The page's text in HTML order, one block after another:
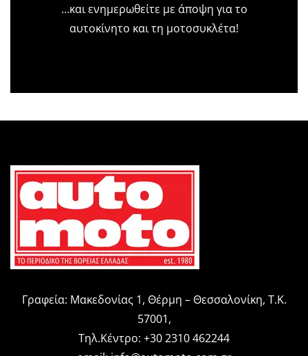
…και ενημερωθείτε με άποψη για το
αυτοκίνητο και τη μοτοσυκλέτα!
Γραφεία: Μακεδονίας 1, Θέρμη – Θεσσαλονίκη, Τ.Κ.
57001,
Τηλ.Κέντρο: +30 2310 462244